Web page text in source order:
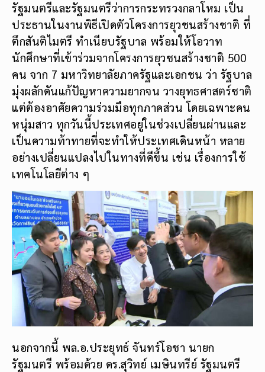
รัฐมนตรีและรัฐมนตรีว่าการกระทรวงกลาโหม เป็น
ประธานในงานพิธีเปิดตัวโครงการยุวชนสร้างชาติ ที่
ตึกสันติไมตรี ทำเนียบรัฐบาล พร้อมให้โอวาท
นักศึกษาที่เข้าร่วมจากโครงการยุวชนสร้างชาติ 500
คน จาก 7 มหาวิทยาลัยภาครัฐและเอกชน ว่า รัฐบาล
มุ่งผลักดันแก้ปัญหาความยากจน วางยุทธศาสตร์ชาติ
แต่ต้องอาศัยความร่วมมือทุกภาคส่วน โดยเฉพาะคน
หนุ่มสาว ทุกวันนี้ประเทศอยู่ในช่วงเปลี่ยนผ่านและ
เป็นความท้าทายที่จะทำให้ประเทศเดินหน้า หลาย
อย่างเปลี่ยนแปลงไปในทางที่ดีขึ้น เช่น เรื่องการใช้
เทคโนโลยีต่าง ๆ
นอกจากนี้ พล.อ.ประยุทธ์ จันทร์โอชา นายก
รัฐมนตรี พร้อมด้วย ดร.สุวิทย์ เมษินทรีย์ รัฐมนตรี